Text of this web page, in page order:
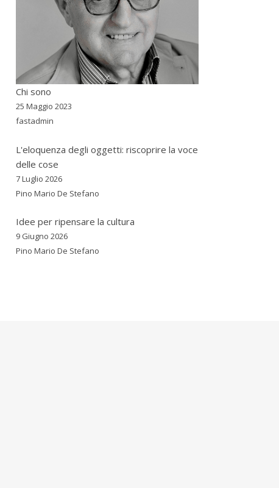
Chi sono
25 Maggio 2023
fastadmin
L'eloquenza degli oggetti: riscoprire la voce
delle cose
7 Luglio 2026
Pino Mario De Stefano
Idee per ripensare la cultura
9 Giugno 2026
Pino Mario De Stefano